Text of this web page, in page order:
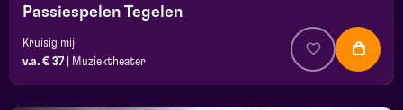
Passiespelen Tegelen
Kruisig mij
v.a. € 37
Muziektheater